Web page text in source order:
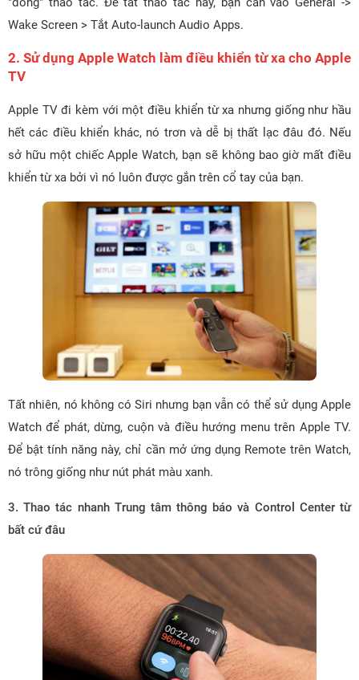
Wake Screen > Tắt Auto-launch Audio Apps.
2. Sử dụng Apple Watch làm điều khiển từ xa cho Apple
TV
Apple TV đi kèm với một điều khiển từ xa nhưng giống như hầu
hết các điều khiển khác, nó trơn và dễ bị thất lạc đâu đó. Nếu
sở hữu một chiếc Apple Watch, bạn sẽ không bao giờ mất điều
khiển từ xa bởi vì nó luôn được gắn trên cổ tay của bạn.
Tất nhiên, nó không có Siri nhưng bạn vẫn có thể sử dụng Apple
Watch để phát, dừng, cuộn và điều hướng menu trên Apple TV.
Để bật tính năng này, chỉ cần mở ứng dụng Remote trên Watch,
nó trông giống như nút phát màu xanh.
3. Thao tác nhanh Trung tâm thông báo và Control Center từ
bất cứ đâu